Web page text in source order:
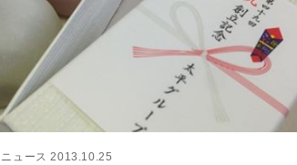
ニュース 2013.10.25